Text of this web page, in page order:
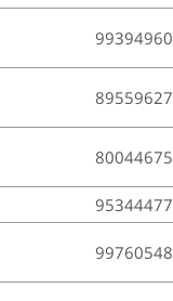
99394960
89559627
80044675
95344477
99760548